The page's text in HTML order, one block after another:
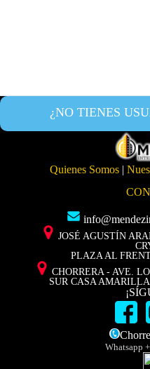
¿NO TIENES
Quienes Somos |
JOSÉ AGUSTÍN
PLAZA AL
CHORRERA - AVE.
SUR CASA
Whatsapp